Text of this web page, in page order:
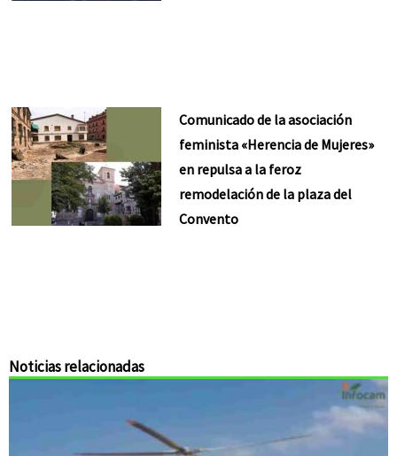
Comunicado de la asociación
feminista «Herencia de Mujeres»
en repulsa a la feroz
remodelación de la plaza del
Convento
Noticias relacionadas